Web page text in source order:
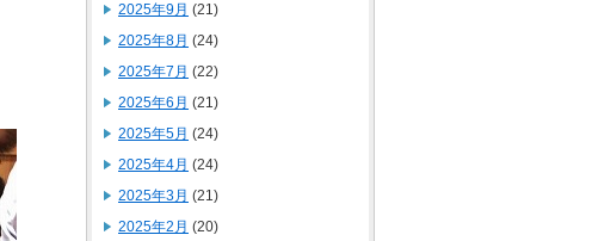
2025年9月 (21)
2025年8月 (24)
2025年7月 (22)
2025年6月 (21)
2025年5月 (24)
2025年4月 (24)
2025年3月 (21)
2025年2月 (20)